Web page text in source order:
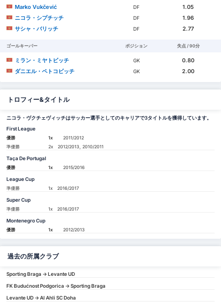
Marko Vukčević
DF
1.05
ニコラ・シプチッチ
DF
1.96
サシャ・バリッチ
DF 2.77
ゴールキーパー ポジション 失点 / 90分
ミラン・ミヤトビッチ GK
0.80
ダニエル・ペトコビッチ
GK 2.00
トロフィー&タイトル
ニコラ・ヴクチェヴィッチはサッカー選手としてのキャリアで3タイトルを獲得しています。
First League
優勝 1x
2011/2012
準優勝
2x 2012/2013, 2010/2011
Taça De Portugal
優勝 1x 2015/2016
League Cup
準優勝 1x 2016/2017
Super Cup
準優勝 1x 2016/2017
Montenegro Cup
優勝 1x 2012/2013
過去の所属クラブ
Sporting Braga -> Levante UD
FK Budućnost Podgorica -> Sporting Braga
Levante UD -> Al Ahli SC Doha